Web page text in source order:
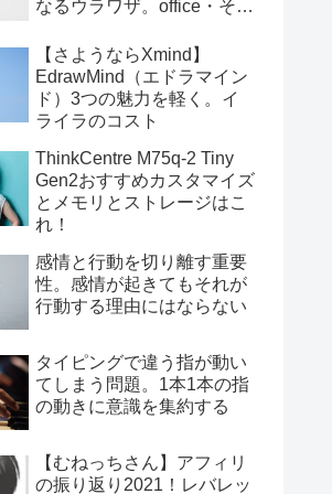
なるウラワザ。office・その
【さようならXmind】
EdrawMind（エドラマイン
ド）3つの魅力を軽く。イ
ライラのコスト
ThinkCentre M75q-2 Tiny
Gen2おすすめカスタマイズ
とメモリとストレージはこ
れ！
感情と行動を切り離す重要
性。感情が起きてもそれが
行動する理由にはならない
タイピングで違う指が動い
てしまう問題。1本1本の指
の動きに意識を集約する
【むねっちさん】アフィリ
の振り返り2021！レバレッ